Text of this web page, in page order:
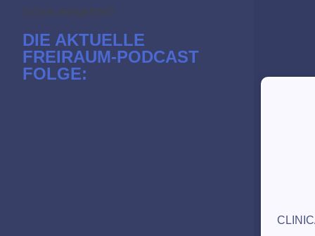
Schon reingehört?
DIE AKTUELLE
FREIRAUM-PODCAST
FOLGE: